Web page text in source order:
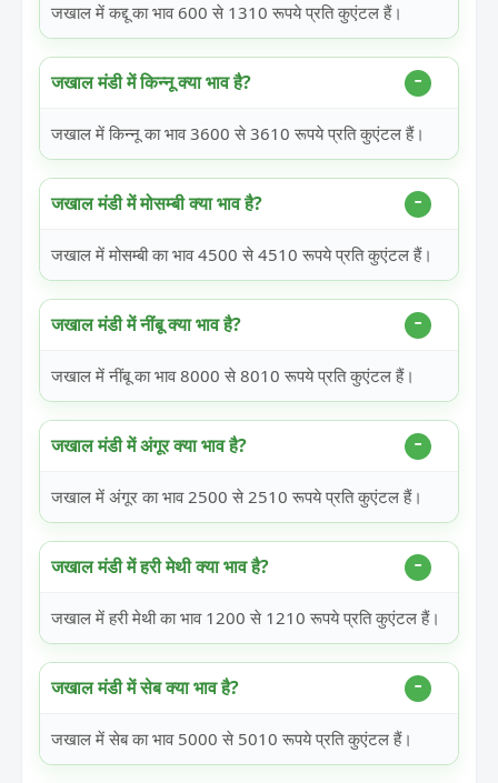
जखाल में कद्दू का भाव 600 से 1310 रूपये प्रति कुएंटल हैं।
जखाल मंडी में किन्नू क्या भाव है?
जखाल में किन्नू का भाव 3600 से 3610 रूपये प्रति कुएंटल हैं।
जखाल मंडी में मोसम्बी क्या भाव है?
जखाल में मोसम्बी का भाव 4500 से 4510 रूपये प्रति कुएंटल हैं।
जखाल मंडी में नींबू क्या भाव है?
जखाल में नींबू का भाव 8000 से 8010 रूपये प्रति कुएंटल हैं।
जखाल मंडी में अंगूर क्या भाव है?
जखाल में अंगूर का भाव 2500 से 2510 रूपये प्रति कुएंटल हैं।
जखाल मंडी में हरी मेथी क्या भाव है?
जखाल में हरी मेथी का भाव 1200 से 1210 रूपये प्रति कुएंटल हैं।
जखाल मंडी में सेब क्या भाव है?
जखाल में सेब का भाव 5000 से 5010 रूपये प्रति कुएंटल हैं।